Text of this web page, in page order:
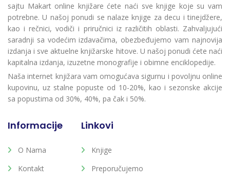
sajtu Makart online knjižare ćete naći sve knjige koje su vam
potrebne. U našoj ponudi se nalaze knjige za decu i tinejdžere,
kao i rečnici, vodiči i priručnici iz različitih oblasti. Zahvaljujući
saradnji sa vodećim izdavačima, obezbeđujemo vam najnovija
izdanja i sve aktuelne knjižarske hitove. U našoj ponudi ćete naći
kapitalna izdanja, izuzetne monografije i obimne enciklopedije.
Naša internet knjižara vam omogućava sigurnu i povoljnu online
kupovinu, uz stalne popuste od 10-20%, kao i sezonske akcije
sa popustima od 30%, 40%, pa čak i 50%.
Informacije
O Nama
Kontakt
Linkovi
Knjige
Preporučujemo